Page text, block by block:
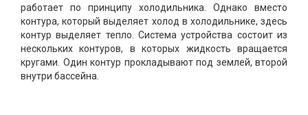
работает по принципу холодильника. Однако вместо
контура, который выделяет холод в холодильнике, здесь
контур выделяет тепло. Система устройства состоит из
нескольких контуров, в которых жидкость вращается
кругами. Один контур прокладывают под землей, второй
внутри бассейна.